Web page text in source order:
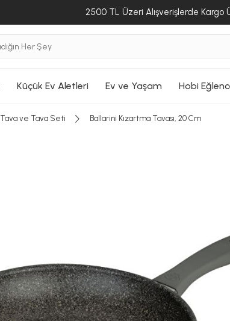
2500 TL Üzeri Alışverişlerde Kargo
Küçük Ev Aletleri Ev ve Yaşam Hobi
Tava ve Tava Seti Ballarini Kızartma Tavası, 20 Cm